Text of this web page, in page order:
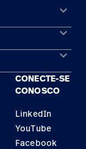
keyboard_arrow_down
keyboard_arrow_down
keyboard_arrow_down
CONECTE-SE
CONOSCO
LinkedIn
YouTube
Facebook